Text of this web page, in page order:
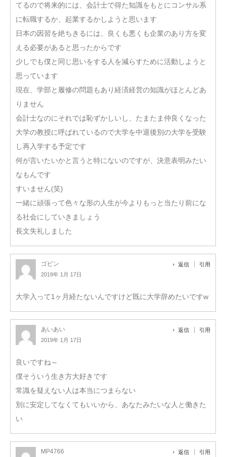
てるので将来的には、会計士で得た知識をもとにコンサル系
に転職するか、起業するかしようと思います
日本の因習を絶ちきるには、良くも悪くも企業のあり方を変
える必要があると思ったからです
少しでも僕と同じ思いをする人を減らすために活動しようと
思っています
現在、学部と履修の問題もあり経済経営の知識がほとんどあ
りません
会計士なのにそれでは恥ずかしいし、たまたま仲良くなった
大学の教授に呼ばれているので大学を中退後別の大学を受験
し再入学する予定です
何が言いたいかと言うと特にないのですが、決意表明みたい
なもんです
すいません(笑)
一緒に頑張って色々な形の人生が今よりもっと当たり前にな
る社会にしていきましょう
長文失礼しました
ゴビン
2019年 1月 17日
返信 引用
大学入って1ヶ月経たないんですけど既に大学辞めたいですw
あいあい
2019年 1月 17日
返信 引用
良いですね～
僕そういう生き方大好きです
常識を疑えない人は本当につまらない
別に安定してなくてもいいから、あなたみたいな人と働きた
い
MP4766 返信 引用